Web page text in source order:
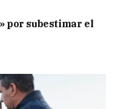
por subestimar el